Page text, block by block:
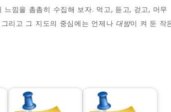
느낌을 촘촘히 수집해 보자. 먹고, 듣고, 걷고, 머무
리고 그 지도의 중심에는 언제나 대밤이 켜 둔 작